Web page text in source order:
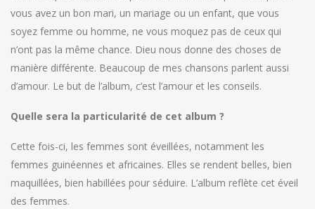
vous avez un bon mari, un mariage ou un enfant, que vous
soyez femme ou homme, ne vous moquez pas de ceux qui
n’ont pas la même chance. Dieu nous donne des choses de
manière différente. Beaucoup de mes chansons parlent aussi
d’amour. Le but de l’album, c’est l’amour et les conseils.
Quelle sera la particularité de cet album ?
Cette fois-ci, les femmes sont éveillées, notamment les
femmes guinéennes et africaines. Elles se rendent belles, bien
maquillées, bien habillées pour séduire. L’album reflète cet éveil
des femmes.